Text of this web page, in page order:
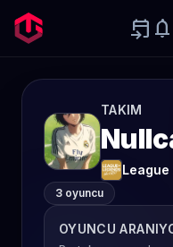
event_upcoming notifications
TAKIM
3 oyuncu
OYUNCU